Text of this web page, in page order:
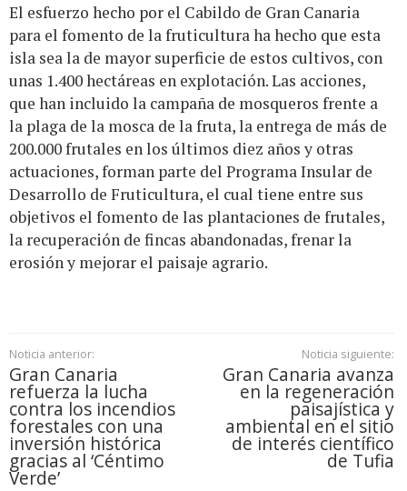
El esfuerzo hecho por el Cabildo de Gran Canaria
para el fomento de la fruticultura ha hecho que esta
isla sea la de mayor superficie de estos cultivos, con
unas 1.400 hectáreas en explotación. Las acciones,
que han incluido la campaña de mosqueros frente a
la plaga de la mosca de la fruta, la entrega de más de
200.000 frutales en los últimos diez años y otras
actuaciones, forman parte del Programa Insular de
Desarrollo de Fruticultura, el cual tiene entre sus
objetivos el fomento de las plantaciones de frutales,
la recuperación de fincas abandonadas, frenar la
erosión y mejorar el paisaje agrario.
Noticia anterior:
Gran Canaria
refuerza la lucha
contra los incendios
forestales con una
inversión histórica
gracias al ‘Céntimo
Verde’
Noticia siguiente:
Gran Canaria avanza
en la regeneración
paisajística y
ambiental en el sitio
de interés científico
de Tufia